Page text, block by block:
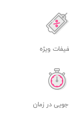
ویژه
در زمان